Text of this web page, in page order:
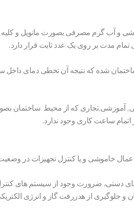
و آب گرم مصرفی بصورت مانویل و
مدت بر روی یک عدد ثابت قرار دارد.
شده که نتیجه آن تخطی دمای داخل
آموزشی,تجاری که از محیط ساختمان
ساعت کاری وجود ندارد.
خاموشی و یا کنترل تجهیزات در وضعیت
دستی، ضرورت وجود از سیستم های
و جلوگیری از هدررفت گاز و انرژی